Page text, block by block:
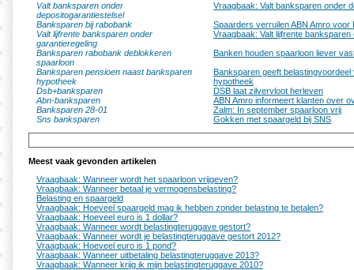
Valt banksparen onder
depositogarantiestelsel
Vraagbaak: Valt banksparen onder
Banksparen bij rabobank
Spaarders verruilen ABN Amro voor
Valt lijfrente banksparen onder
garantieregeling
Vraagbaak: Valt lijfrente
Banksparen rabobank deblokkeren
spaarloon
Banken houden spaarloon liever
Banksparen pensioen naast banksparen
hypotheek
Banksparen geeft
hypotheek
Dsb+banksparen
DSB laat zilvervloot herleven
Abn-banksparen
ABN Amro informeert klanten over
Banksparen 28-01
Zalm: In september spaarloon vrij
Sns banksparen
Gokken met spaargeld bij SNS
Meest vaak gevonden artikelen
Vraagbaak: Wanneer wordt het spaarloon vrijgeven?
Vraagbaak: Wanneer betaal je vermogensbelasting?
Belasting en spaargeld
Vraagbaak: Hoeveel spaargeld mag ik hebben zonder belasting te betalen?
Vraagbaak: Hoeveel euro is 1 dollar?
Vraagbaak: Wanneer wordt belastingteruggave gestort?
Vraagbaak: Wanneer wordt je belastingteruggave gestort 2012?
Vraagbaak: Hoeveel euro is 1 pond?
Vraagbaak: Wanneer uitbetaling belastingteruggave 2013?
Vraagbaak: Wanneer krijg ik mijn belastingteruggave 2010?